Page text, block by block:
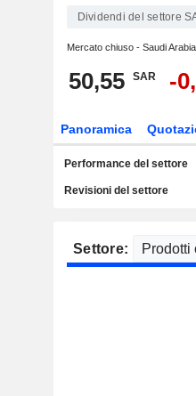
Dividendi del settore
Mercato chiuso - Saudi
50,55 SAR -
Panoramica
Performance del settore
Revisioni del settore
Settore: